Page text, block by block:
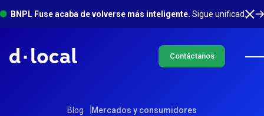
BNPL Fuse acaba de volverse más inteligente. Sigue unificado en un solo lugar, con mucho más sucediendo en segundo plano. Conoce más
Contáctanos
Blog Mercados y consumidores